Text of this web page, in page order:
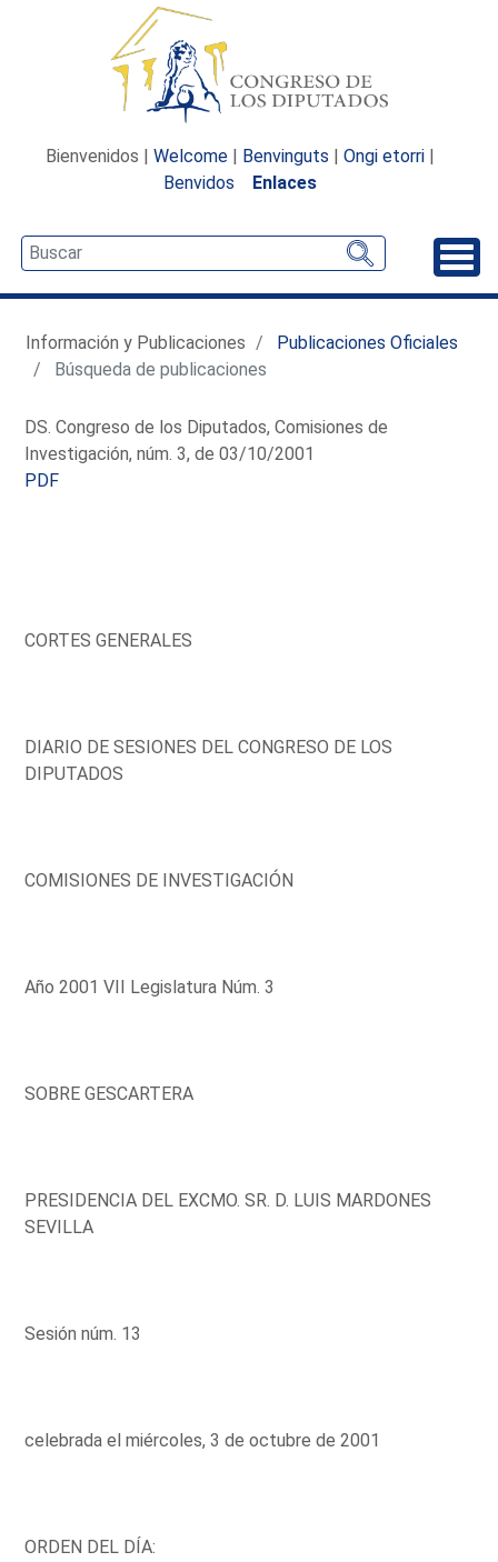
Bienvenidos | Welcome | Benvinguts | Ongi etorri |
Benvidos
Enlaces
Información y Publicaciones
Publicaciones Oficiales
Búsqueda de publicaciones
DS. Congreso de los Diputados, Comisiones de
Investigación, núm. 3, de 03/10/2001
PDF
CORTES GENERALES
DIARIO DE SESIONES DEL CONGRESO DE LOS
DIPUTADOS
COMISIONES DE INVESTIGACIÓN
Año 2001 VII Legislatura Núm. 3
SOBRE GESCARTERA
PRESIDENCIA DEL EXCMO. SR. D. LUIS MARDONES
SEVILLA
Sesión núm. 13
celebrada el miércoles, 3 de octubre de 2001
ORDEN DEL DÍA: